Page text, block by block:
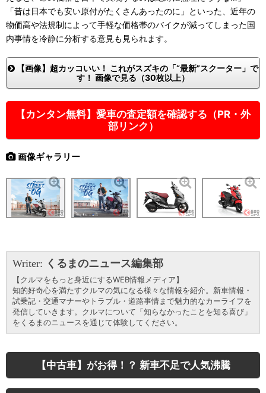
「昔は日本でも安い原付がたくさんあったのに」といった、近年の
物価高や法規制によって手軽な価格帯のバイクが減ってしまった国
内事情を冷静に分析する意見も見られます。
【画像】超カッコいい！ これがスズキの「“最新”スクーター」で
す！ 画像で見る（30枚以上）
【カンタン無料】愛車の査定額を確認する（PR・外
部リンク）
画像ギャラリー
Writer: くるまのニュース編集部
【クルマをもっと身近にするWEB情報メディア】
知的好奇心を満たすクルマの気になる様々な情報を紹介。新車情報・
試乗記・交通マナーやトラブル・道路事情まで魅力的なカーライフを
発信していきます。クルマについて「知らなかったことを知る喜び」
をくるまのニュースを通じて体験してください。
【中古車】がお得！？ 新車不足で人気沸騰